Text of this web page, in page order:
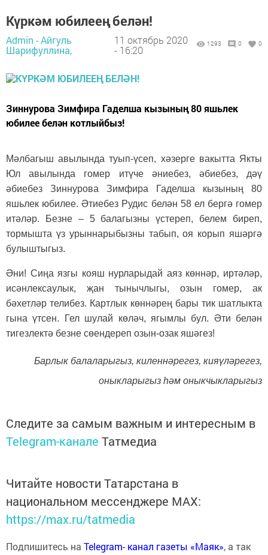
Күркәм юбилеең белән!
Admin - Айгуль
Шарифуллина,
11 октябрь 2020
- 16:20
1293 0 0
Зиннурова Зимфира Гаделша кызының 80 яшьлек
юбилее белән котлыйбыз!
Мәлбагыш авылында туып-үсеп, хәзерге вакытта Якты
Юл авылында гомер итүче әниебез, әбиебез, дәү
әбиебез Зиннурова Зимфира Гаделша кызының 80
яшьлек юбилее. Әтиебез Рудис белән 58 ел бергә гомер
итәләр. Безне – 5 балагызны үстереп, белем биреп,
тормышта үз урыннарыбызны табып, оя корып яшәргә
булыштыгыз.
Әни! Сиңа язгы кояш нурларыдай аяз көннәр, иртәләр,
исәнлексаулык, җан тынычлыгы, озын гомер, ак
бәхетләр телибез. Картлык көннәрең бары тик шатлыкта
гына үтсен. Гел шулай көләч, ягымлы бул. Әти белән
тигезлектә безне сөендереп озын-озак яшәгез!
Барлык балаларыгыз, киленнәрегез, кияүләрегез,
оныкларыгыз һәм оныкчыкларыгыз
Следите за самым важным и интересным в
Telegram-канале Татмедиа
Читайте новости Татарстана в
национальном мессенджере MАХ:
https://max.ru/tatmedia
Подпишитесь на Telegram- канал газеты «Маяк», а так